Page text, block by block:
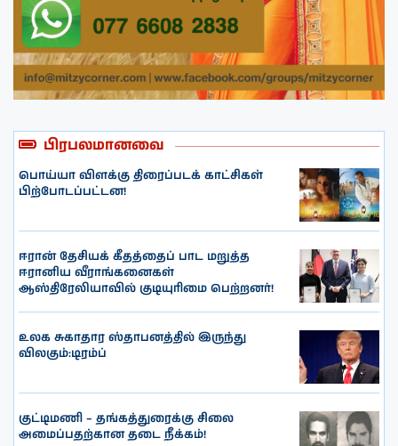
பிரபலமானவை
பொய்யா விளக்கு திரைப்படக் காட்சிகள்
பிற்போடப்பட்டன!
ஈரான் தேசியக் கீதத்தைப் பாட மறுத்த
ஈரானிய வீராங்கனைகள்
ஆஸ்திரேலியாவில் குடியுரிமை பெற்றனர்!
உலக சுகாதார ஸ்தாபனத்தில் இருந்து
விலகும்:டிரம்ப்
குட்டிமணி – தங்கத்துரைக்கு சிலை
அமைப்பதற்கான தடை நீக்கம்!